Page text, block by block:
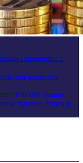
пленными с
для развития
армии
судам и портам